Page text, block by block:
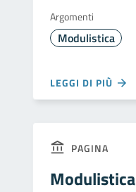
Argomenti
Modulistica
LEGGI DI PIÙ
PAGINA
Modulistica